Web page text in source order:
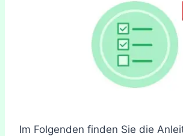
Im Folgenden finden Sie die